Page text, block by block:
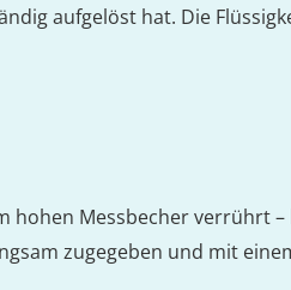
aufgelöst hat. Die
hohen Messbecher verrührt –
zugegeben und mit